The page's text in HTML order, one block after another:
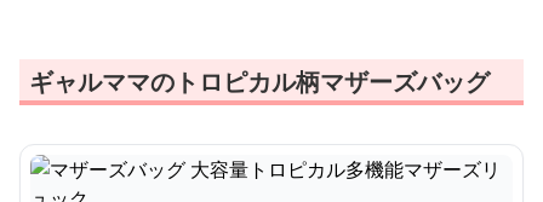
ギャルママのトロピカル柄マザーズバッグ